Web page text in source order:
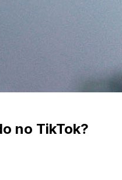
no TikTok?